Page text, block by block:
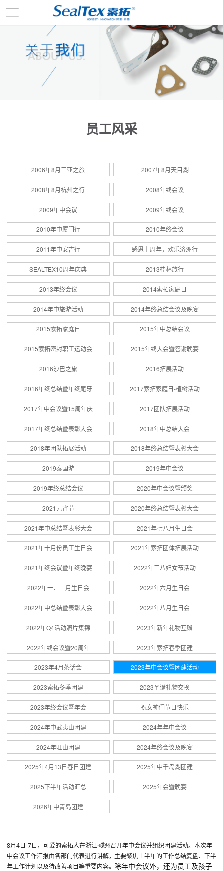
员工风采
2006年8月三亚之旅 2007年8月天目湖
2008年8月杭州之行 2008年终会议
2009年中会议 2009年终会议
2010年中厦门行 2010年终会议
2011年中安吉行 感恩十周年，欢乐济洲行
SEALTEX10周年庆典 2013桂林旅行
2013年终会议 2014索拓家庭日
2014年中旅游活动 2014年终总结会议及晚宴
2015索拓家庭日 2015年中总结会议
2015索拓密封职工运动会 2015年终大会暨答谢晚宴
2016沙巴之旅 2016拓展活动
2016年终总结暨年终尾牙 2017索拓家庭日-植树活动
2017年中会议暨15周年庆 2017团队拓展活动
2017年终总结暨表彰大会 2018年中总结大会
2018年团队拓展活动 2018年终总结暨表彰大会
2019泰国游 2019年中会议
2019年终总结会议 2020年中会议暨颁奖
2021元宵节 2020年终总结暨表彰大会
2021年中总结暨表彰大会 2021年七八月生日会
2021年十月份员工生日会 2021年索拓团体拓展活动
2021年终会议暨年终晚宴 2022年三八妇女节活动
2022年一、二月生日会 2022年六月生日会
2022年中总结暨表彰大会 2022年八月生日会
2022年Q4活动照片集锦 2023年新年礼物互赠
2022年终会议暨20周年 2023年索拓春季团建
2023年4月茶话会 2023年中会议暨团建活动
2023索拓冬季团建 2023圣诞礼物交换
2023年终会议暨年会 祝女神们节日快乐
2024年中武夷山团建 2024年年中会议
2024年旺山团建 2024年终会议及晚宴
2025年4月13日春日团建 2025年中千岛湖团建
2025下半年活动汇总 2025年会暨晚宴
2026年中青岛团建
8月4日-7日，可爱的索拓人在浙江·嵊州召开年中会议并组织团建活动。本次年
中会议工作汇报由各部门代表进行讲解，主要聚焦上半年的工作总结复盘、下半
年工作计划以及待改善项目等重要内容。 除年中会议外，还为员工及孩子